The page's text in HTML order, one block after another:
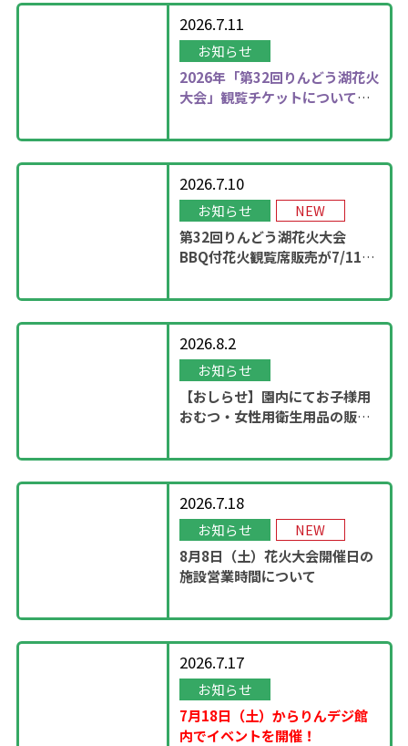
2026.7.11
お知らせ
2026年 「第32回りんどう湖花火
大会」観覧チケットについて更
2026.7.10
お知らせ NEW
第32回りんどう湖花火大会
BBQ付花火観覧席販売が7/11
2026.8.2
お知らせ
【おしらせ】園内にてお子様用
おむつ・女性用衛生用品の販売
2026.7.18
お知らせ NEW
8月8日（土）花火大会開催日の
施設営業時間について
2026.7.17
お知らせ
7月18日（土）からりんデジ館
内でイベントを開催！